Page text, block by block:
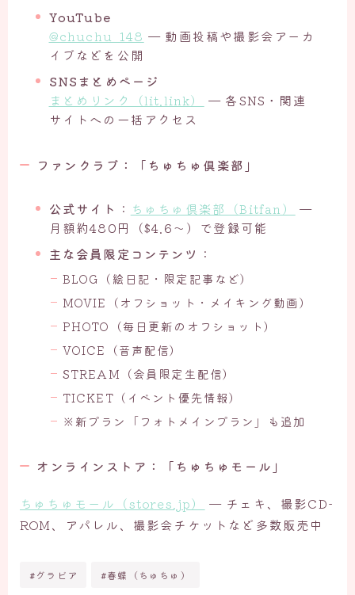
YouTube
@chuchu_148 — 動画投稿や撮影会アーカ
イブなどを公開
SNSまとめページ
まとめリンク（lit.link）
— 各SNS・関連
サイトへの一括アクセス
ファンクラブ：「ちゅちゅ倶楽部」
公式サイト ： ちゅちゅ倶楽部（Bitfan）
—
月額約480円（$4.6〜）で登録可能
主な会員限定コンテンツ ：
BLOG（絵日記・限定記事など）
MOVIE（オフショット・メイキング動画）
PHOTO（毎日更新のオフショット）
VOICE（音声配信）
STREAM（会員限定生配信）
TICKET（イベント優先情報）
※新プラン「フォトメインプラン」も追加
オンラインストア：「ちゅちゅモール」
ちゅちゅモール（stores.jp）
— チェキ、撮影CD-
ROM、アパレル、撮影会チケットなど多数販売中
#グラビア #春蝶（ちゅちゅ）